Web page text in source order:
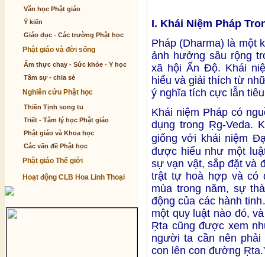
Văn học Phật giáo
Ý kiến
Giáo dục - Các trường Phật học
Phật giáo và đời sống
Ẩm thực chay - Sức khỏe - Y học
Tâm sự - chia sẻ
Nghiên cứu Phật học
Thiền Tịnh song tu
Triết - Tâm lý học Phật giáo
Phật giáo và Khoa học
Các vấn đề Phật học
Phật giáo Thế giới
Hoạt động CLB Hoa Linh Thoại
I. Khái Niệm Pháp
Pháp (Dharma) là một
ảnh hưởng sâu rộng
xã hội Ấn Độ. Khái
hiểu và giải thích từ
ý nghĩa tích cực lẫn
Khái niệm Pháp có
dụng trong Ṛg-Veda.
giống với khái niệm
được hiểu như một
sự vạn vật, sắp đặt và
trật tự hoà hợp và có
mùa trong năm, sự
động của các hành
một quy luật nào đó,
Ṛta cũng được xem
người ta cần nên phải
con lên con đường